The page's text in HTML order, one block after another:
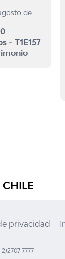
de
- T1E157
privacidad
7777